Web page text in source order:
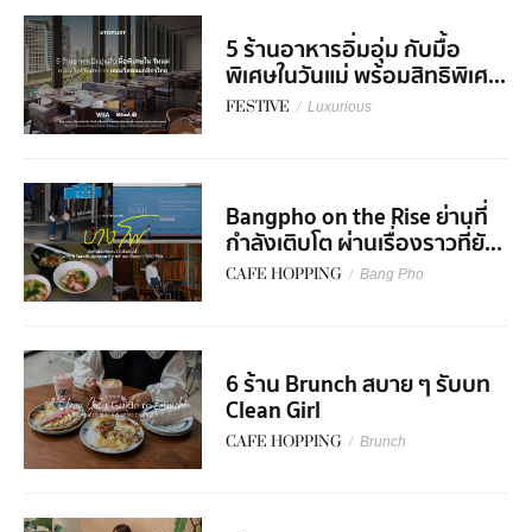
5 ร้านอาหารอิ่มอุ่ม กับมื้อ
พิเศษในวันแม่ พร้อมสิทธิพิเศ...
FESTIVE / Luxurious
Bangpho on the Rise ย่านที่
กำลังเติบโต ผ่านเรื่องราวที่ยั...
CAFE HOPPING / Bang Pho
6 ร้าน Brunch สบาย ๆ รับบท
Clean Girl
CAFE HOPPING / Brunch